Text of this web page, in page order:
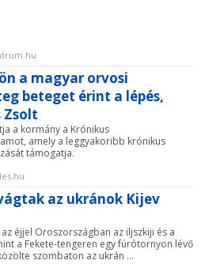
a magyar orvosi
beteget érint a lépés,
Zsolt
a kormány a Krónikus
amely a leggyakoribb krónikus
támogatja.
az ukránok Kijev
éjjel Oroszországban az iljszkiji és a
a Fekete-tengeren egy fúrótornyon lévő
szombaton az ukrán ...